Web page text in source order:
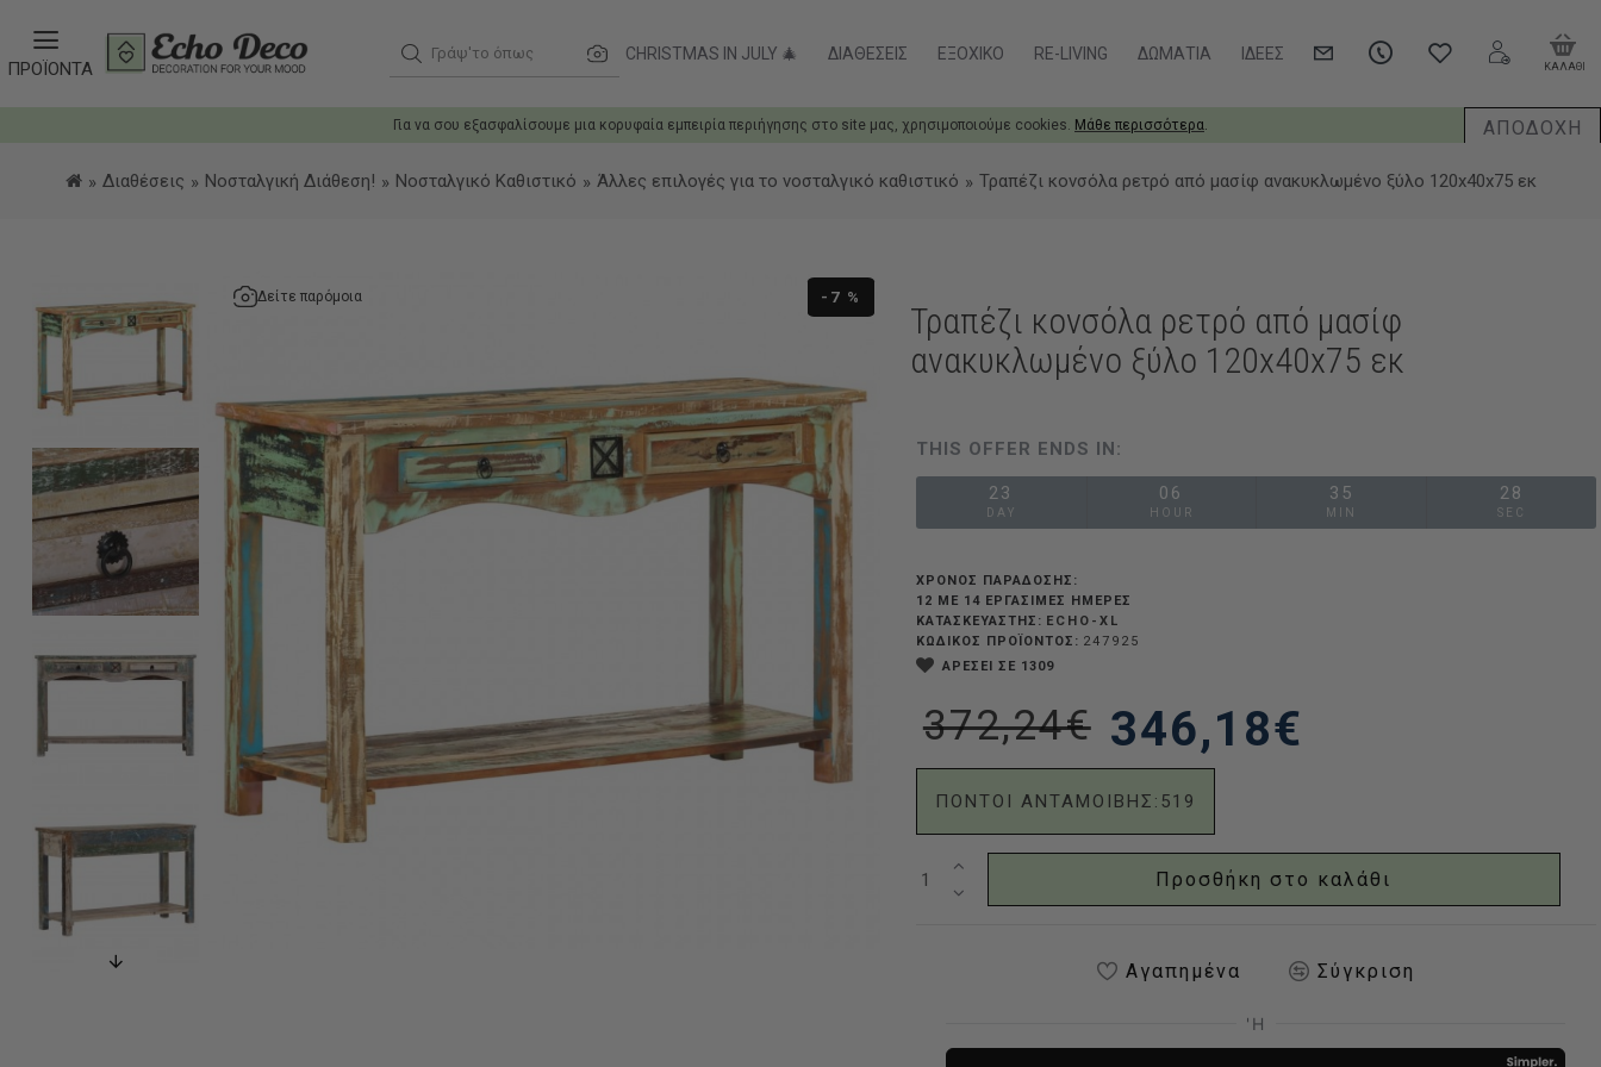
Για να σου εξασφαλίσουμε μια κορυφαία εμπειρία περιήγησης στο site μας, χρησιμοποιούμε cookies. Μάθε περισσότερα. ΑΠΟΔΟΧΗ
ΠΡΟΪΟΝΤΑ
Γράψ'το όπως θες.... CHRISTMAS IN JULY 🎄 ΔΙΑΘΈΣΕΙΣ ΕΞΟΧΙΚΌ RE-LIVING ΔΩΜΆΤΙΑ ΙΔΈΕΣ
ΚΑΛΑΘΙ
Διαθέσεις Νοσταλγική Διάθεση! Νοσταλγικό Καθιστικό Άλλες επιλογές για το νοσταλγικό καθιστικό Τραπέζι κονσόλα ρετρό από μασίφ ανακυκλωμένο ξύλο 120x40x75 εκ
-7 %
Δείτε παρόμοια
Τραπέζι κονσόλα ρετρό από μασίφ
ανακυκλωμένο ξύλο 120x40x75 εκ
THIS OFFER ENDS IN:
23
DAY
06
HOUR
35
MIN
27
SEC
346,18€
372,24€
ΠΟΝΤΟΙ ΑΝΤΑΜΟΙΒΗΣ: 519
ΧΡΟΝΟΣ ΠΑΡΑΔΟΣΗΣ:
12 ΜΕ 14 ΕΡΓΆΣΙΜΕΣ ΗΜΈΡΕΣ
ΚΑΤΑΣΚΕΥΑΣΤΗΣ: ECHO-XL
ΚΩΔΙΚΟΣ ΠΡΟΪΟΝΤΟΣ: 247925
ΑΡΕΣΕΙ ΣΕ 1309
Προσθήκη στο καλάθι
Αγαπημένα Σύγκριση